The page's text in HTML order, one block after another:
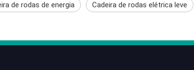
de rodas de energia Cadeira de rodas elétrica leve